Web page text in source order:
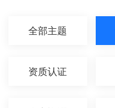
全部主题
资质认证